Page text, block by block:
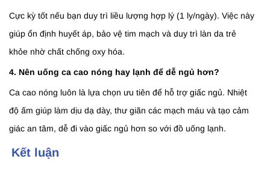
Cực kỳ tốt nếu bạn duy trì liều lượng hợp lý (1 ly/ngày). Việc này
giúp ổn định huyết áp, bảo vệ tim mạch và duy trì làn da trẻ
khỏe nhờ chất chống oxy hóa.
4. Nên uống ca cao nóng hay lạnh để dễ ngủ hơn?
Ca cao nóng luôn là lựa chọn ưu tiên để hỗ trợ giấc ngủ. Nhiệt
độ ấm giúp làm dịu dạ dày, thư giãn các mạch máu và tạo cảm
giác an tâm, dễ đi vào giấc ngủ hơn so với đồ uống lạnh.
Kết luận